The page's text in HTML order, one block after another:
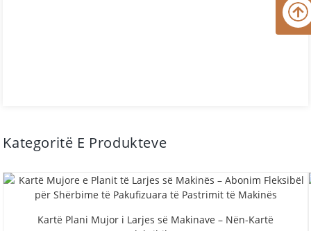
Kategoritë E Produkteve
Kartë Plani Mujor i Larjes së Makinave – Nën-Kartë